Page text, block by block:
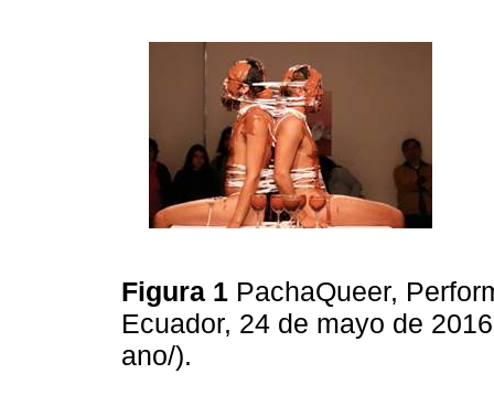
Figura 1 PachaQueer,
Ecuador, 24 de mayo de
ano/).